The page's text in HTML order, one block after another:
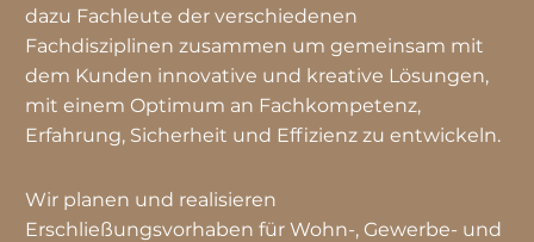
dazu Fachleute der verschiedenen
Fachdisziplinen zusammen um gemeinsam mit
dem Kunden innovative und kreative Lösungen,
mit einem Optimum an Fachkompetenz,
Erfahrung, Sicherheit und Effizienz zu entwickeln.
Wir planen und realisieren
Erschließungsvorhaben für Wohn-, Gewerbe- und